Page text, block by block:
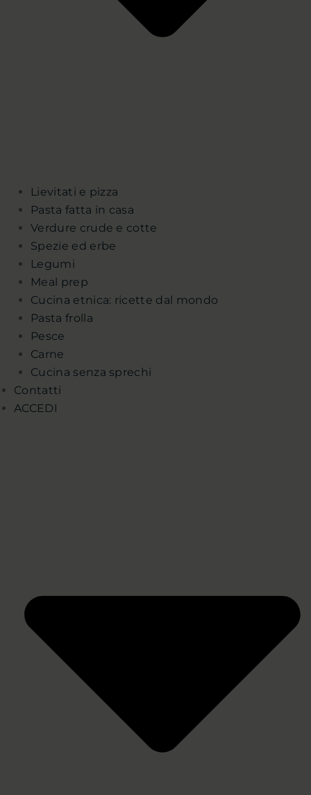
Lievitati e pizza
Pasta fatta in casa
Verdure crude e cotte
Spezie ed erbe
Legumi
Meal prep
Cucina etnica: ricette dal mondo
Pasta frolla
Pesce
Carne
Cucina senza sprechi
Contatti
ACCEDI